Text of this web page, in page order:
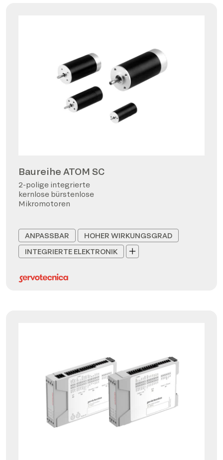
Baureihe ATOM SC
2-polige integrierte
kernlose bürstenlose
Mikromotoren
ANPASSBAR
HOHER WIRKUNGSGRAD
INTEGRIERTE ELEKTRONIK